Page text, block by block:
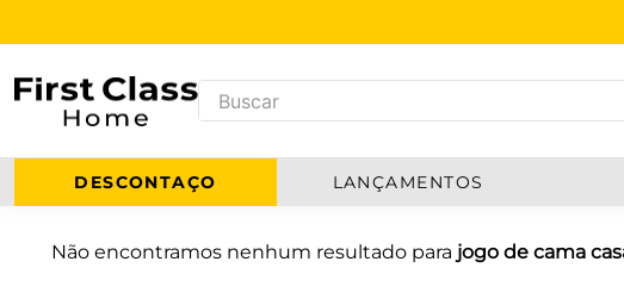
DESCONTAÇO LANÇAMENTOS
Não encontramos nenhum resultado para jogo de cama